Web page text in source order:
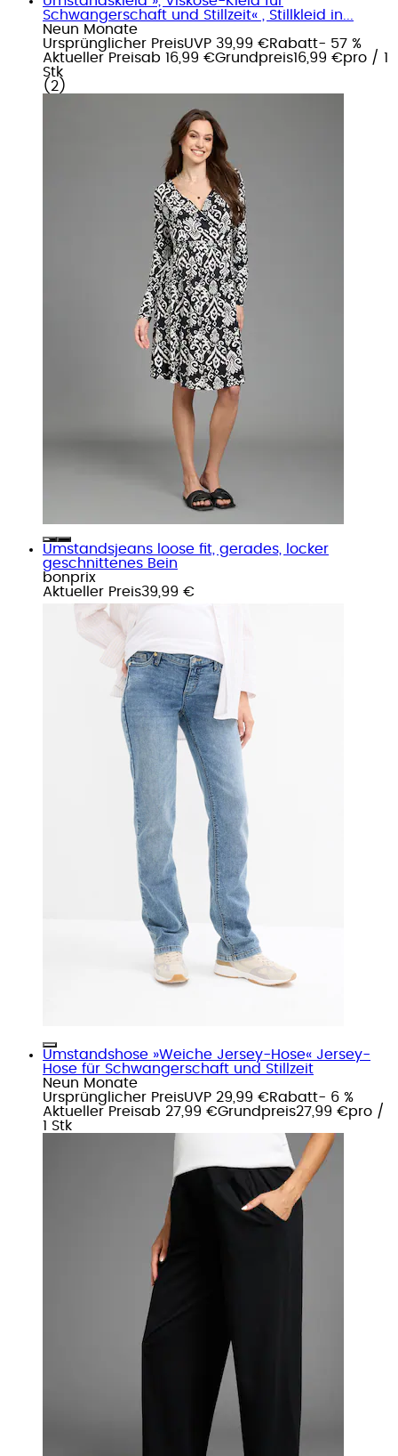
Schwangerschaft und Stillzeit« , Stillkleid in...
Neun Monate
Ursprünglicher PreisUVP 39,99 €Rabatt- 57 %
Aktueller Preisab 16,99 €Grundpreis16,99 €pro / 1
Stk
( 2 )
Umstandsjeans loose fit, gerades, locker
geschnittenes Bein
bonprix
Aktueller Preis39,99 €
Umstandshose »Weiche Jersey-Hose« Jersey-
Hose für Schwangerschaft und Stillzeit
Neun Monate
Ursprünglicher PreisUVP 29,99 €Rabatt- 6 %
Aktueller Preisab 27,99 €Grundpreis27,99 €pro /
1 Stk